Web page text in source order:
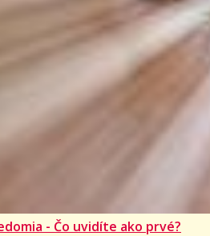
- Čo uvidíte ako prvé?